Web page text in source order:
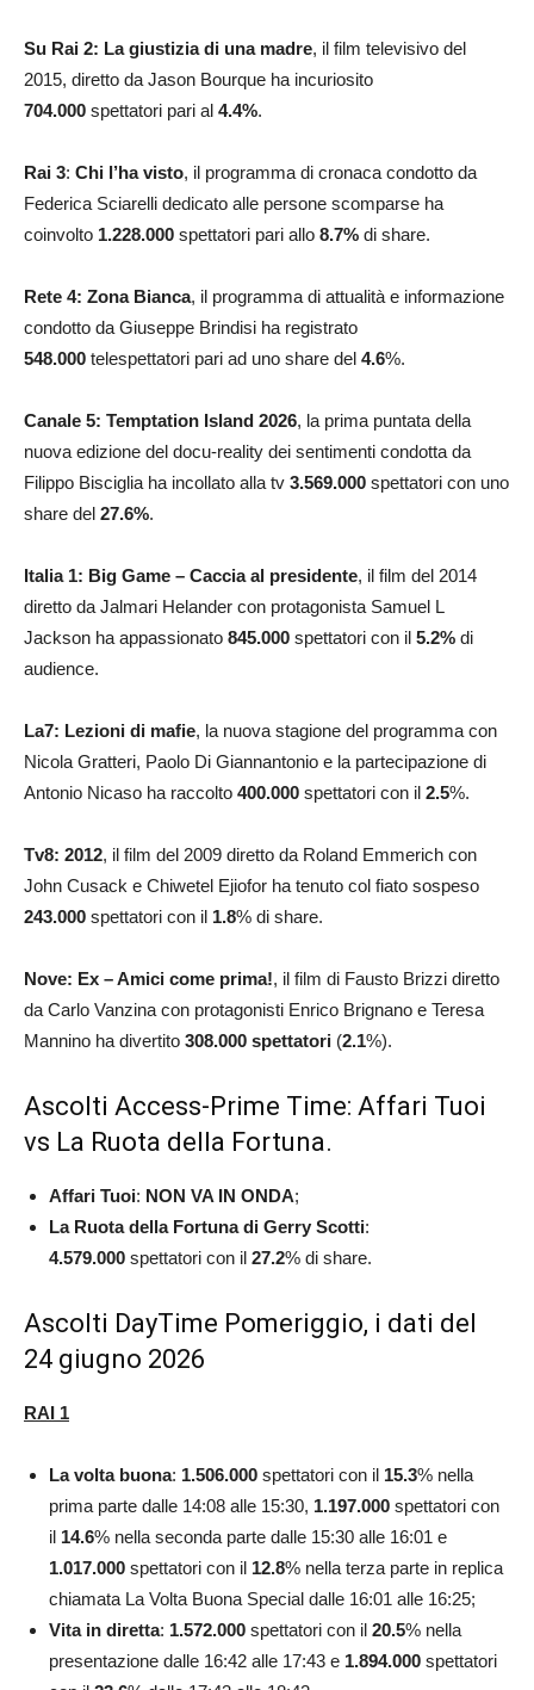
Su Rai 2: La giustizia di una madre, il film televisivo del
2015, diretto da Jason Bourque ha incuriosito
704.000 spettatori pari al 4.4%.
Rai 3: Chi l’ha visto, il programma di cronaca condotto da
Federica Sciarelli dedicato alle persone scomparse ha
coinvolto 1.228.000 spettatori pari allo 8.7% di share.
Rete 4: Zona Bianca, il programma di attualità e informazione
condotto da Giuseppe Brindisi ha registrato
548.000 telespettatori pari ad uno share del 4.6%.
Canale 5: Temptation Island 2026, la prima puntata della
nuova edizione del docu-reality dei sentimenti condotta da
Filippo Bisciglia ha incollato alla tv 3.569.000 spettatori con uno
share del 27.6%.
Italia 1: Big Game – Caccia al presidente, il film del 2014
diretto da Jalmari Helander con protagonista Samuel L
Jackson ha appassionato 845.000 spettatori con il 5.2% di
audience.
La7: Lezioni di mafie, la nuova stagione del programma con
Nicola Gratteri, Paolo Di Giannantonio e la partecipazione di
Antonio Nicaso ha raccolto 400.000 spettatori con il 2.5%.
Tv8: 2012, il film del 2009 diretto da Roland Emmerich con
John Cusack e Chiwetel Ejiofor ha tenuto col fiato sospeso
243.000 spettatori con il 1.8% di share.
Nove: Ex – Amici come prima!, il film di Fausto Brizzi diretto
da Carlo Vanzina con protagonisti Enrico Brignano e Teresa
Mannino ha divertito 308.000 spettatori (2.1%).
Ascolti Access-Prime Time: Affari Tuoi
vs La Ruota della Fortuna.
Affari Tuoi: NON VA IN ONDA;
La Ruota della Fortuna di Gerry Scotti:
4.579.000 spettatori con il 27.2% di share.
Ascolti DayTime Pomeriggio, i dati del
24 giugno 2026
RAI 1
La volta buona: 1.506.000 spettatori con il 15.3% nella
prima parte dalle 14:08 alle 15:30, 1.197.000 spettatori con
il 14.6% nella seconda parte dalle 15:30 alle 16:01 e
1.017.000 spettatori con il 12.8% nella terza parte in replica
chiamata La Volta Buona Special dalle 16:01 alle 16:25;
Vita in diretta: 1.572.000 spettatori con il 20.5% nella
presentazione dalle 16:42 alle 17:43 e 1.894.000 spettatori